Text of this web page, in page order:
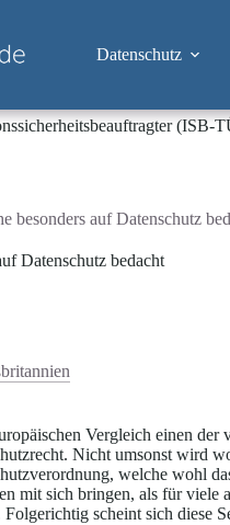
Datenschutz
(ISB-
besonders auf Datenschutz
Datenschutz bedacht
Vergleich einen der
Nicht umsonst wird
welche wohl
mit sich bringen, als für viele
scheint sich diese